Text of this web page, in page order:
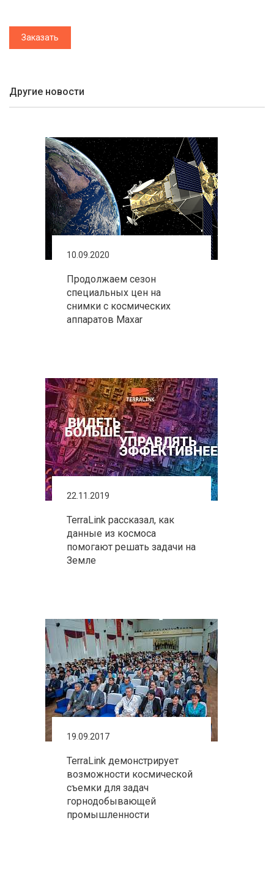
Заказать
Другие новости
10.09.2020
Продолжаем сезон
специальных цен на
снимки с космических
аппаратов Maxar
22.11.2019
TerraLink рассказал, как
данные из космоса
помогают решать задачи на
Земле
19.09.2017
TerraLink демонстрирует
возможности космической
съемки для задач
горнодобывающей
промышленности